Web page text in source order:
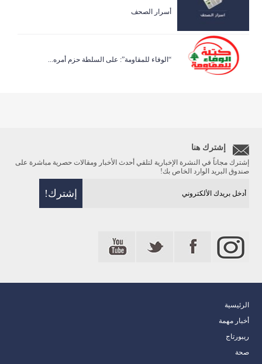
أسرار الصحف
“الوفاء للمقاومة”: على السلطة حزم أمره...
إشترك هنا
إشترك مجاناً في النشرة الإخبارية لتلقي أحدث الأخبار ومقالات حصرية مباشرة على
صندوق البريد الوارد الخاص بك!
الرئيسية
أخبار مهمة
ريبورتاج
صحة